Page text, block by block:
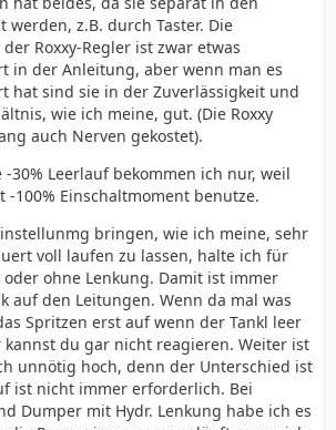
werden, z.B. durch Taster. Die
Roxxy-Regler ist zwar etwas
in der Anleitung, aber wenn man es
hat sind sie in der Zuverlässigkeit und
wie ich meine, gut. (Die Roxxy
auch Nerven gekostet).
-30% Leerlauf bekommen ich nur, weil
-100% Einschaltmoment benutze.
bringen, wie ich meine, sehr
voll laufen zu lassen, halte ich für
ohne Lenkung. Damit ist immer
auf den Leitungen. Wenn da mal was
Spritzen erst auf wenn der Tankl leer
du gar nicht reagieren. Weiter ist
unnötig hoch, denn der Unterschied ist
ist nicht immer erforderlich. Bei
Dumper mit Hydr. Lenkung habe ich es